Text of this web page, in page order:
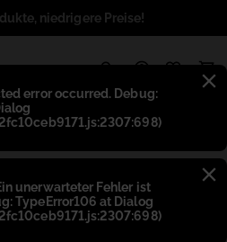
error occurred. Debug:
unerwarteter Fehler ist
TypeError106 at Dialog
niedrigere Preise!